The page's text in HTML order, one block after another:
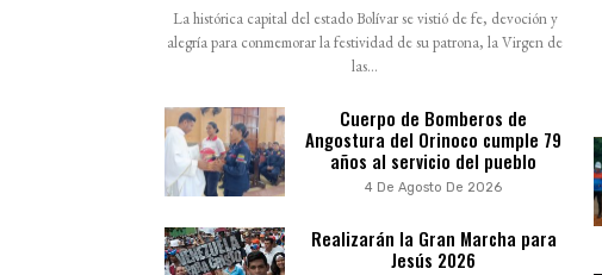
La histórica capital del estado Bolívar se vistió de fe, devoción y
alegría para conmemorar la festividad de su patrona, la Virgen de
las...
Cuerpo de Bomberos de
Angostura del Orinoco cumple 79
años al servicio del pueblo
4 De Agosto De 2026
Realizarán la Gran Marcha para
Jesús 2026